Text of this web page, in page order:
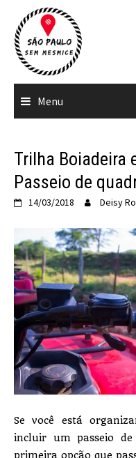
para
conteúdo
Menu
Trilha Boiadeira
Passeio de
14/03/2018 Deisy
Se você está
incluir um passeio
primeira opção que